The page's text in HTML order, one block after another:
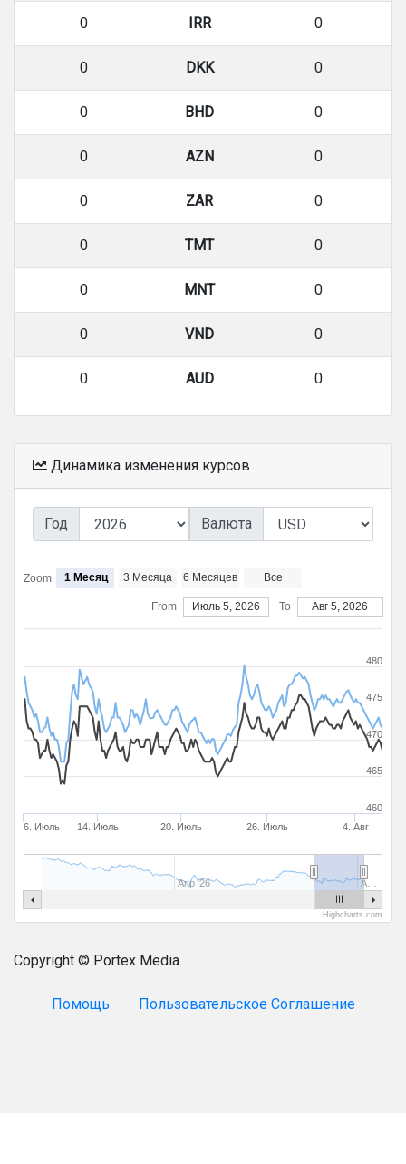
0 IRR 0
0 DKK 0
0 BHD 0
0 AZN 0
0 ZAR 0
0 TMT 0
0 MNT 0
0 VND 0
0 AUD 0
Динамика изменения курсов
Год Валюта
Zoom 1 Месяц 3 Месяца 6 Месяцев Все
From Июль 5, 2026 To Авг 5, 2026
6. Июль 14. Июль 20. Июль 26. Июль 4. Авг
Апр '26 А…
460
480
465
470
475
Highcharts.com
Copyright © Portex Media
Помощь Пользовательское Соглашение